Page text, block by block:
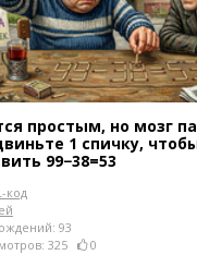
простым, но мозг
1 спичку,
99−38=53
код
93
325
0